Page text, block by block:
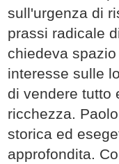
sull'urgenza di
prassi radicale
chiedeva
interesse sulle
di vendere tutto
ricchezza.
storica ed
approfondita.